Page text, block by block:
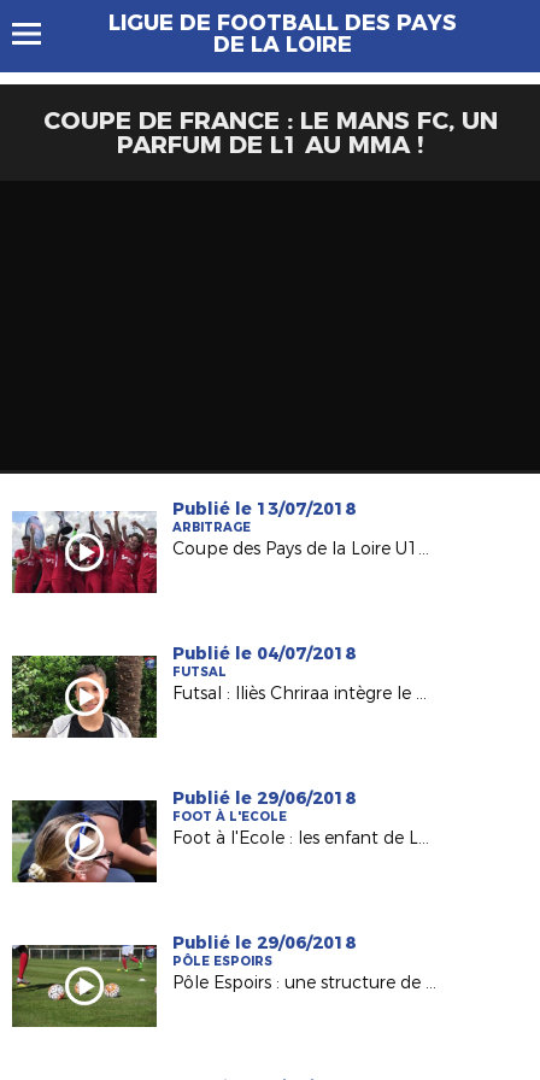
LIGUE DE FOOTBALL DES PAYS
DE LA LOIRE
COUPE DE FRANCE : LE MANS FC, UN
PARFUM DE L1 AU MMA !
Publié le 13/07/2018
ARBITRAGE
Coupe des Pays de la Loire U19 : le trophée pour l'USSA Vertou !
Publié le 04/07/2018
FUTSAL
Futsal : Iliès Chriraa intègre le premier Pôle France à Lyon
Publié le 29/06/2018
FOOT À L'ECOLE
Foot à l'Ecole : les enfant de Landeronde Fiers d'Être Bleus
Publié le 29/06/2018
PÔLE ESPOIRS
Pôle Espoirs : une structure de qualité pour nos jeunes !